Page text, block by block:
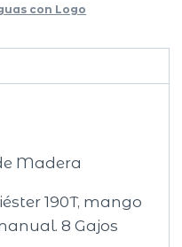
con Logo
Madera
190T, mango
8 Gajos